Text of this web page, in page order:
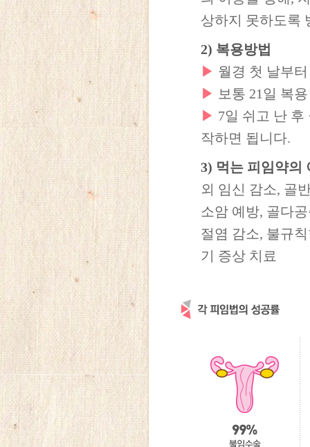
상하지 못하도록
2) 복용방법
▶ 월경 첫 날부
▶ 보통 21일 복
▶ 7일 쉬고 난
작하면 됩니다.
3) 먹는 피임약의
외 임신 감소, 골
소암 예방, 골다
절염 감소, 불규
기 증상 치료